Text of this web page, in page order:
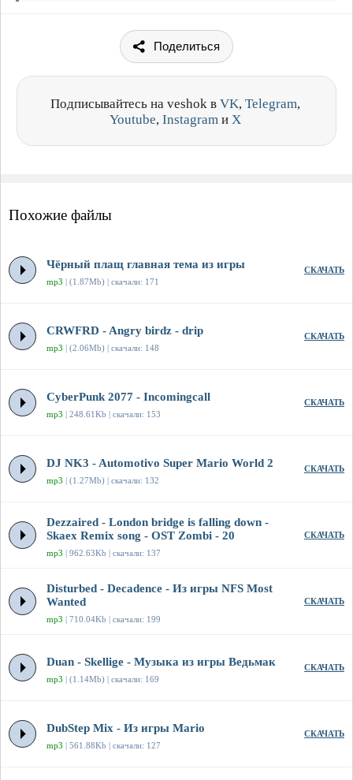
Поделиться
Подписывайтесь на veshok в VK, Telegram,
Youtube, Instagram и X
Похожие файлы
Чёрный плащ главная тема из игры
mp3 | (1.87Mb) | скачали: 171
СКАЧАТЬ
CRWFRD - Angry birdz - drip
mp3 | (2.06Mb) | скачали: 148
СКАЧАТЬ
CyberPunk 2077 - Incomingcall
mp3 | 248.61Kb | скачали: 153
СКАЧАТЬ
DJ NK3 - Automotivo Super Mario World 2
mp3 | (1.27Mb) | скачали: 132
СКАЧАТЬ
Dezzaired - London bridge is falling down -
Skaex Remix song - OST Zombi - 20
mp3 | 962.63Kb | скачали: 137
СКАЧАТЬ
Disturbed - Decadence - Из игры NFS Most
Wanted
mp3 | 710.04Kb | скачали: 199
СКАЧАТЬ
Duan - Skellige - Музыка из игры Ведьмак
mp3 | (1.14Mb) | скачали: 169
СКАЧАТЬ
DubStep Mix - Из игры Mario
mp3 | 561.88Kb | скачали: 127
СКАЧАТЬ